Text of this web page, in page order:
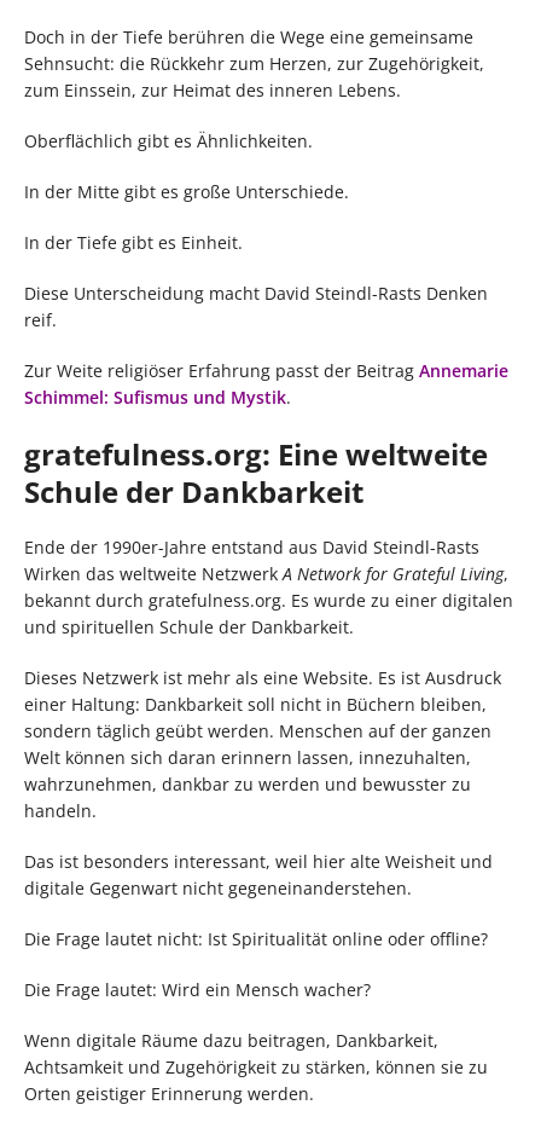
Doch in der Tiefe berühren die Wege eine gemeinsame
Sehnsucht: die Rückkehr zum Herzen, zur Zugehörigkeit,
zum Einssein, zur Heimat des inneren Lebens.
Oberflächlich gibt es Ähnlichkeiten.
In der Mitte gibt es große Unterschiede.
In der Tiefe gibt es Einheit.
Diese Unterscheidung macht David Steindl-Rasts Denken
reif.
Zur Weite religiöser Erfahrung passt der Beitrag Annemarie
Schimmel: Sufismus und Mystik.
gratefulness.org: Eine weltweite
Schule der Dankbarkeit
Ende der 1990er-Jahre entstand aus David Steindl-Rasts
Wirken das weltweite NetzwerkA Network for Grateful Living,
bekannt durch gratefulness.org. Es wurde zu einer digitalen
und spirituellen Schule der Dankbarkeit.
Dieses Netzwerk ist mehr als eine Website. Es ist Ausdruck
einer Haltung: Dankbarkeit soll nicht in Büchern bleiben,
sondern täglich geübt werden. Menschen auf der ganzen
Welt können sich daran erinnern lassen, innezuhalten,
wahrzunehmen, dankbar zu werden und bewusster zu
handeln.
Das ist besonders interessant, weil hier alte Weisheit und
digitale Gegenwart nicht gegeneinanderstehen.
Die Frage lautet nicht: Ist Spiritualität online oder offline?
Die Frage lautet: Wird ein Mensch wacher?
Wenn digitale Räume dazu beitragen, Dankbarkeit,
Achtsamkeit und Zugehörigkeit zu stärken, können sie zu
Orten geistiger Erinnerung werden.